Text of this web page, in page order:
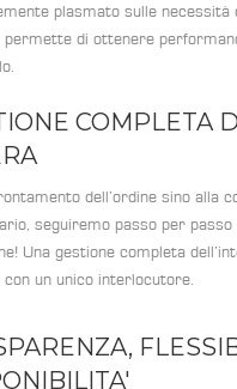
plasmato sulle necessità
permette di ottenere
COMPLETA
dell’ordine sino alla
seguiremo passo per
Una gestione completa
con un unico interlocutore.